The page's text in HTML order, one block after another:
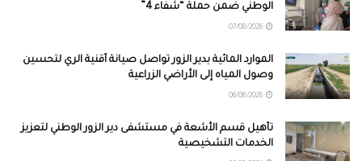
الوطني ضمن حملة “شفاء 4”
الموارد المائية بدير الزور تواصل صيانة أقنية الري لتحسين
وصول المياه إلى الأراضي الزراعية
تأهيل قسم الأشعة في مستشفى دير الزور الوطني لتعزيز
الخدمات التشخيصية